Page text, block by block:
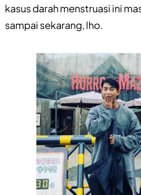
kasus darah menstruasi ini
sampai sekarang, lho.